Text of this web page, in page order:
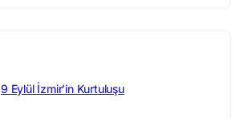
9 Eylül İzmir’in Kurtuluşu